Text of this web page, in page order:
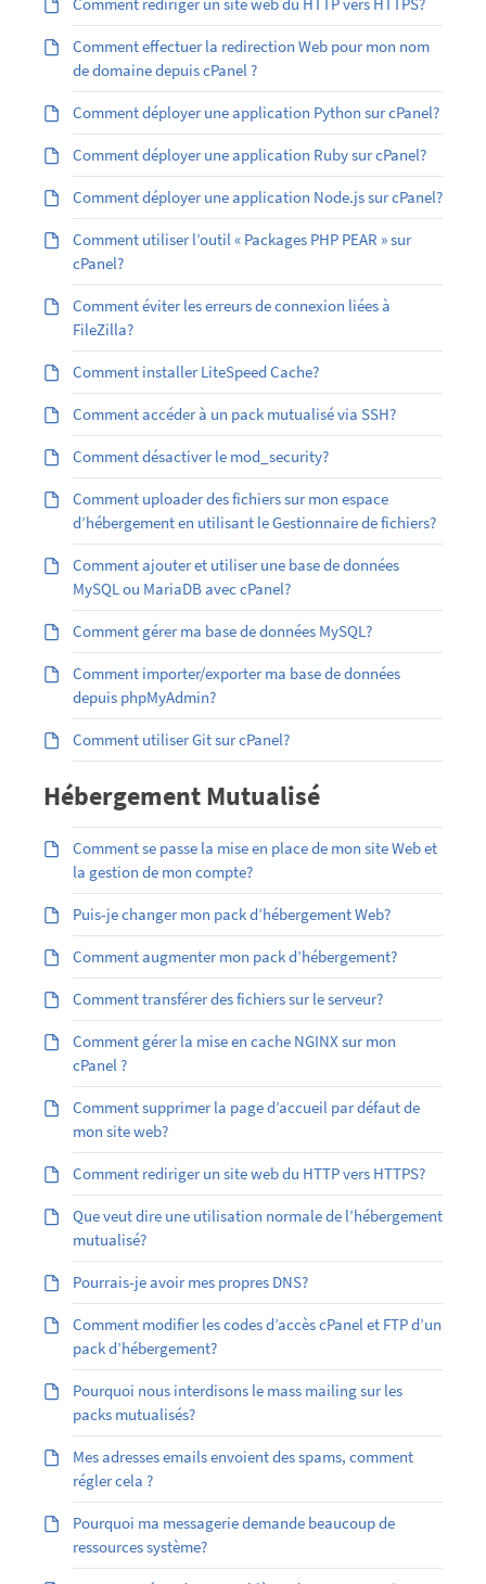
Comment effectuer la redirection Web pour mon nom
de domaine depuis cPanel ?
Comment déployer une application Python sur cPanel?
Comment déployer une application Ruby sur cPanel?
Comment déployer une application Node.js sur cPanel?
Comment utiliser l’outil « Packages PHP PEAR » sur
cPanel?
Comment éviter les erreurs de connexion liées à
FileZilla?
Comment installer LiteSpeed Cache?
Comment accéder à un pack mutualisé via SSH?
Comment désactiver le mod_security?
Comment uploader des fichiers sur mon espace
d’hébergement en utilisant le Gestionnaire de fichiers?
Comment ajouter et utiliser une base de données
MySQL ou MariaDB avec cPanel?
Comment gérer ma base de données MySQL?
Comment importer/exporter ma base de données
depuis phpMyAdmin?
Comment utiliser Git sur cPanel?
Hébergement Mutualisé
Comment se passe la mise en place de mon site Web et
la gestion de mon compte?
Puis-je changer mon pack d’hébergement Web?
Comment augmenter mon pack d’hébergement?
Comment transférer des fichiers sur le serveur?
Comment gérer la mise en cache NGINX sur mon
cPanel ?
Comment supprimer la page d’accueil par défaut de
mon site web?
Comment rediriger un site web du HTTP vers HTTPS?
Que veut dire une utilisation normale de l’hébergement
mutualisé?
Pourrais-je avoir mes propres DNS?
Comment modifier les codes d’accès cPanel et FTP d’un
pack d’hébergement?
Pourquoi nous interdisons le mass mailing sur les
packs mutualisés?
Mes adresses emails envoient des spams, comment
régler cela ?
Pourquoi ma messagerie demande beaucoup de
ressources système?